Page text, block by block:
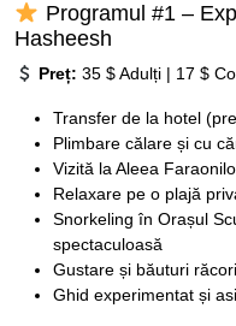
Programul #1 –
Hasheesh
Preț: 35 $ Adulți | 17 $
Transfer de la hotel
Plimbare călare și cu
Vizită la Aleea
Relaxare pe o plajă
Snorkeling în Orașul
spectaculoasă
Gustare și băuturi
Ghid experimentat și